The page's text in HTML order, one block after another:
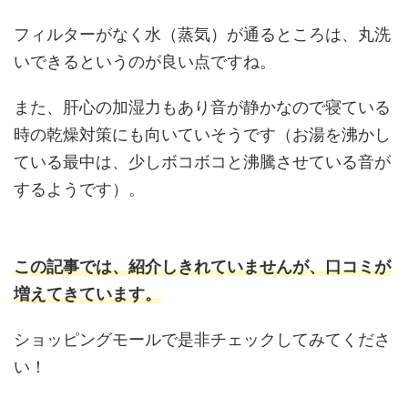
フィルターがなく水（蒸気）が通るところは、丸洗
いできるというのが良い点ですね。
また、肝心の加湿力もあり音が静かなので寝ている
時の乾燥対策にも向いていそうです（お湯を沸かし
ている最中は、少しボコボコと沸騰させている音が
するようです）。
この記事では、紹介しきれていませんが、口コミが
増えてきています。
ショッピングモールで是非チェックしてみてくださ
い！